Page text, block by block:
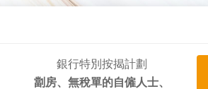
銀行特別按揭計劃
劏房、無稅單的自僱人士、